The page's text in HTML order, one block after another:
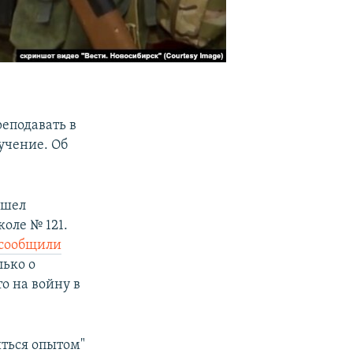
в
Об
№ 121.
о
на войну в
опытом"